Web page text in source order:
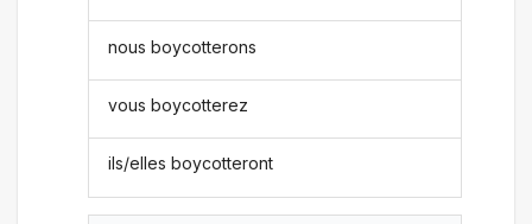
nous boycotterons
vous boycotterez
ils/elles boycotteront